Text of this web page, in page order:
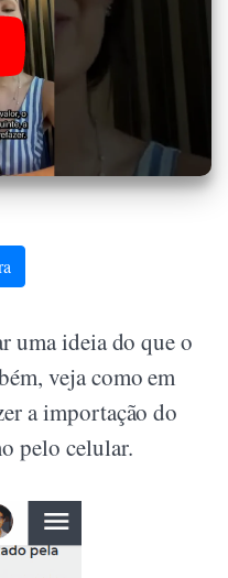
uma ideia do que o
veja como em
a importação do
pelo celular.